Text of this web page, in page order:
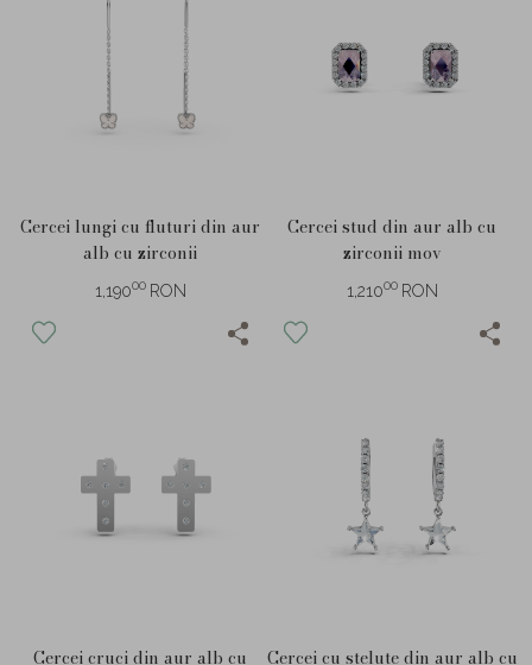
Cercei lungi cu fluturi din aur
alb cu zirconii
1,19000 RON
Cercei stud din aur alb cu
zirconii mov
1,21000 RON
Cercei cruci din aur alb cu
Cercei cu stelute din aur alb cu